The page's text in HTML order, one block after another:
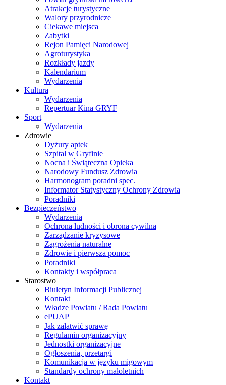
Atrakcje turystyczne
Walory przyrodnicze
Ciekawe miejsca
Zabytki
Rejon Pamięci Narodowej
Agroturystyka
Rozkłady jazdy
Kalendarium
Wydarzenia
Kultura
Wydarzenia
Repertuar Kina GRYF
Sport
Wydarzenia
Zdrowie
Dyżury aptek
Szpital w Gryfinie
Nocna i Świąteczna Opieka
Narodowy Fundusz Zdrowia
Harmonogram poradni spec.
Informator Statystyczny Ochrony Zdrowia
Poradniki
Bezpieczeństwo
Wydarzenia
Ochrona ludności i obrona cywilna
Zarządzanie kryzysowe
Zagrożenia naturalne
Zdrowie i pierwsza pomoc
Poradniki
Kontakty i współpraca
Starostwo
Biuletyn Informacji Publicznej
Kontakt
Władze Powiatu / Rada Powiatu
ePUAP
Jak załatwić sprawę
Regulamin organizacyjny
Jednostki organizacyjne
Ogłoszenia, przetargi
Komunikacja w języku migowym
Standardy ochrony małoletnich
Kontakt